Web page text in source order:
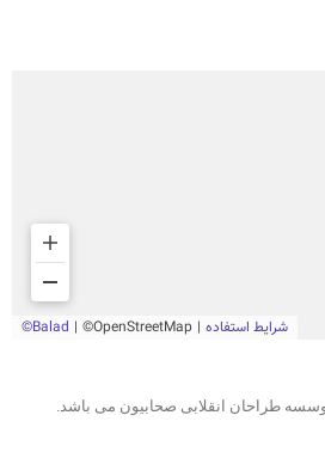
طراحان انقلابی صحابیون می باشد.